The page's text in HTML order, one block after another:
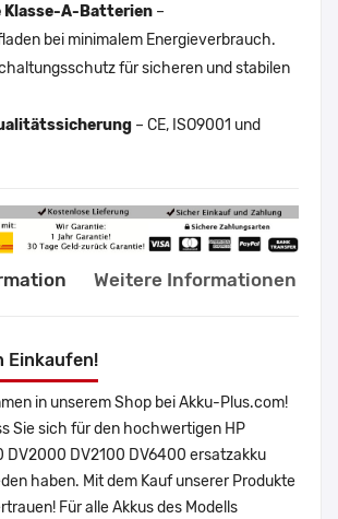
Klasse-A-Batterien –
bei minimalem Energieverbrauch.
für sicheren und stabilen
– CE, ISO9001 und
Weitere Informationen
Einkaufen!
in unserem Shop bei Akku-Plus.com!
Sie sich für den hochwertigen HP
DV2000 DV2100 DV6400 ersatzakku
haben. Mit dem Kauf unserer Produkte
Für alle Akkus des Modells